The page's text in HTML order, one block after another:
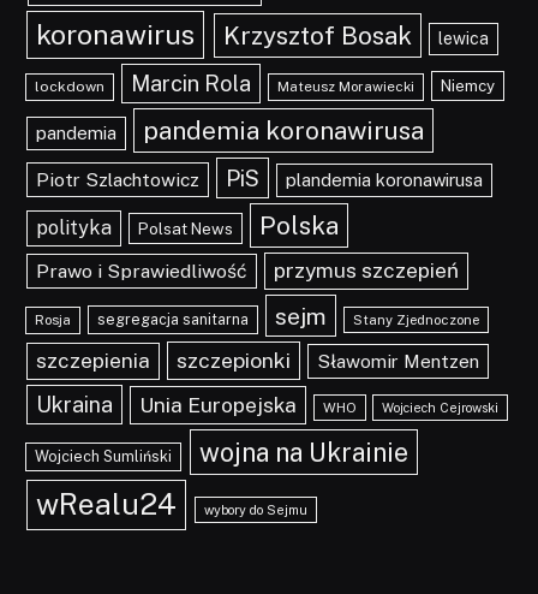
koronawirus Krzysztof Bosak lewica
lockdown Marcin Rola Mateusz Morawiecki Niemcy
pandemia pandemia koronawirusa
Piotr Szlachtowicz PiS plandemia koronawirusa
polityka Polsat News Polska
Prawo i Sprawiedliwość przymus szczepień
Rosja segregacja sanitarna sejm Stany Zjednoczone
szczepienia szczepionki Sławomir Mentzen
Ukraina Unia Europejska WHO Wojciech Cejrowski
Wojciech Sumliński wojna na Ukrainie
wRealu24 wybory do Sejmu